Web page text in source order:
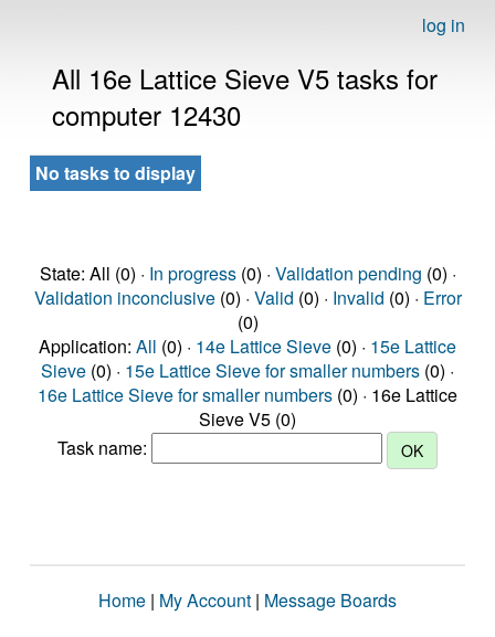
log in
All 16e Lattice Sieve V5 tasks for
computer 12430
No tasks to display
State: All (0) · In progress(0) · Validation pending (0) ·
Validation inconclusive(0) · Valid (0) · Invalid (0) · Error
(0)
Application: All (0) · 14e Lattice Sieve (0) · 15e Lattice
Sieve (0) · 15e Lattice Sieve for smaller numbers (0) ·
16e Lattice Sieve for smaller numbers (0) · 16e Lattice
Sieve V5 (0)
Task name:
Home | My Account | Message Boards